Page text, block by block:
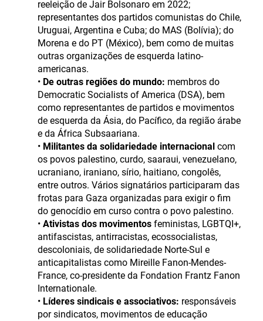
reeleição de Jair Bolsonaro em 2022;
representantes dos partidos comunistas do Chile,
Uruguai, Argentina e Cuba; do MAS (Bolívia); do
Morena e do PT (México), bem como de muitas
outras organizações de esquerda latino-
americanas.
• De outras regiões do mundo: membros do
Democratic Socialists of America (DSA), bem
como representantes de partidos e movimentos
de esquerda da Ásia, do Pacífico, da região árabe
e da África Subsaariana.
• Militantes da solidariedade internacional com
os povos palestino, curdo, saaraui, venezuelano,
ucraniano, iraniano, sírio, haitiano, congolês,
entre outros. Vários signatários participaram das
frotas para Gaza organizadas para exigir o fim
do genocídio em curso contra o povo palestino.
• Ativistas dos movimentos feministas, LGBTQI+,
antifascistas, antirracistas, ecossocialistas,
descoloniais, de solidariedade Norte-Sul e
anticapitalistas como Mireille Fanon-Mendes-
France, co-presidente da Fondation Frantz Fanon
Internationale.
• Líderes sindicais e associativos: responsáveis
por sindicatos, movimentos de educação